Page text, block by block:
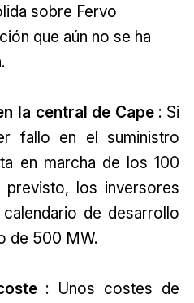
sobre Fervo
que aún no se ha
la central de Cape: Si
fallo en el suministro
en marcha de los 100
los inversores
de desarrollo
de 500 MW.
: Unos costes de